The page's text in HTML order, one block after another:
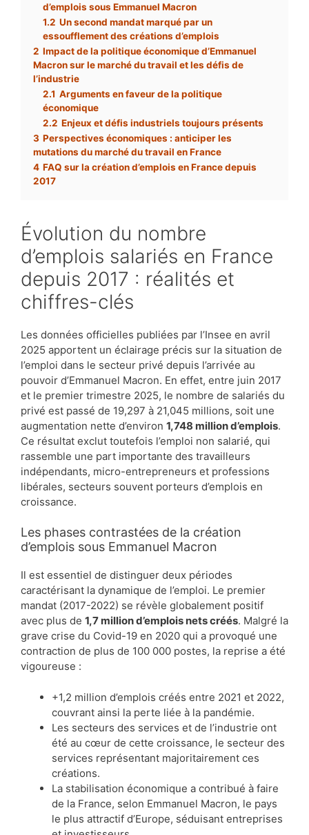
d’emplois sous Emmanuel Macron
1.2 Un second mandat marqué par un
essoufflement des créations d’emplois
2 Impact de la politique économique d’Emmanuel
Macron sur le marché du travail et les défis de
l’industrie
2.1 Arguments en faveur de la politique
économique
2.2 Enjeux et défis industriels toujours présents
3 Perspectives économiques : anticiper les
mutations du marché du travail en France
4 FAQ sur la création d’emplois en France depuis
2017
Évolution du nombre
d’emplois salariés en France
depuis 2017 : réalités et
chiffres-clés
Les données officielles publiées par l’Insee en avril
2025 apportent un éclairage précis sur la situation de
l’emploi dans le secteur privé depuis l’arrivée au
pouvoir d’Emmanuel Macron. En effet, entre juin 2017
et le premier trimestre 2025, le nombre de salariés du
privé est passé de 19,297 à 21,045 millions, soit une
augmentation nette d’environ 1,748 million d’emplois.
Ce résultat exclut toutefois l’emploi non salarié, qui
rassemble une part importante des travailleurs
indépendants, micro-entrepreneurs et professions
libérales, secteurs souvent porteurs d’emplois en
croissance.
Les phases contrastées de la création
d’emplois sous Emmanuel Macron
Il est essentiel de distinguer deux périodes
caractérisant la dynamique de l’emploi. Le premier
mandat (2017-2022) se révèle globalement positif
avec plus de 1,7 million d’emplois nets créés. Malgré la
grave crise du Covid-19 en 2020 qui a provoqué une
contraction de plus de 100 000 postes, la reprise a été
vigoureuse :
+1,2 million d’emplois créés entre 2021 et 2022,
couvrant ainsi la perte liée à la pandémie.
Les secteurs des services et de l’industrie ont
été au cœur de cette croissance, le secteur des
services représentant majoritairement ces
créations.
La stabilisation économique a contribué à faire
de la France, selon Emmanuel Macron, le pays
le plus attractif d’Europe, séduisant entreprises